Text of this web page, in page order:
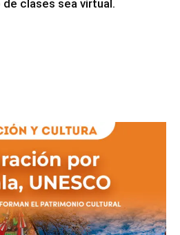
de clases sea virtual.